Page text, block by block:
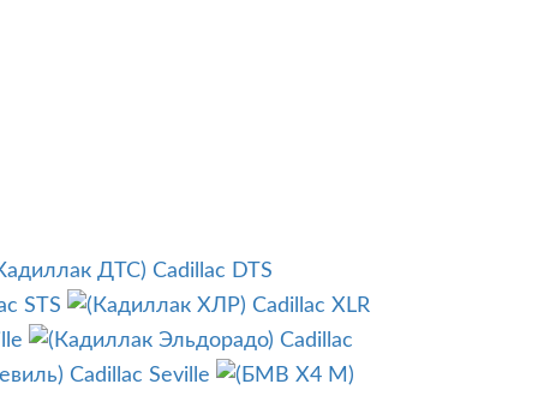
Cadillac DTS
STS
Cadillac XLR
Cadillac
Cadillac Seville